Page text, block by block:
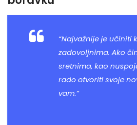
“Najvažnije je učiniti
zadovoljnima. Ako
sretnima, kao
rado otvoriti svoje
vam.”